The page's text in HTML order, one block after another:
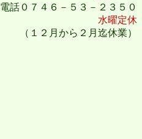
電話０７４６－５３－２３５０
水曜定休
（１２月から２月迄休業）